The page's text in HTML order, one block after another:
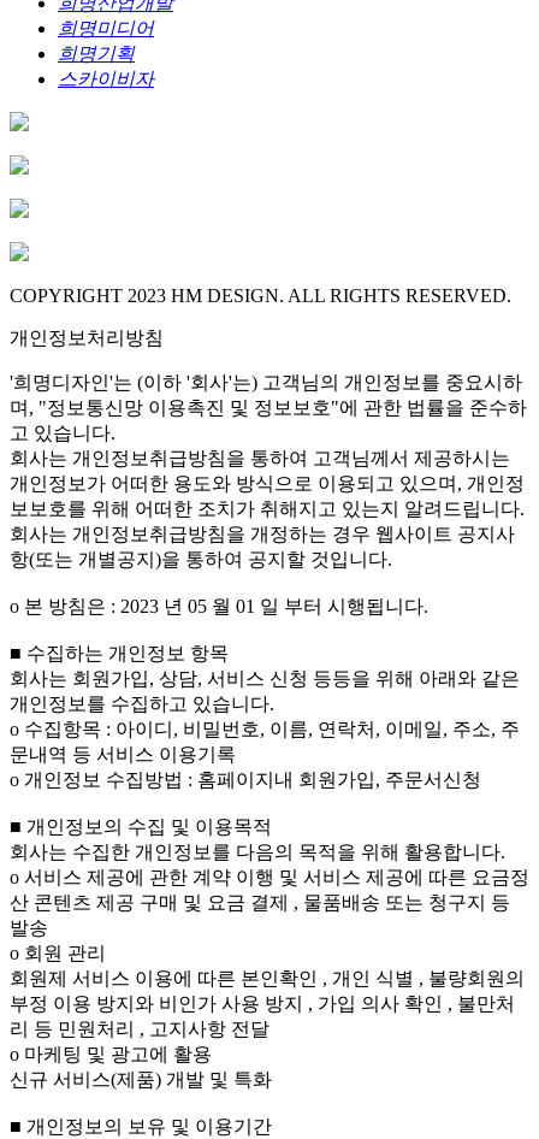
희명미디어
희명기획
스카이비자
COPYRIGHT 2023 HM DESIGN. ALL RIGHTS RESERVED.
개인정보처리방침
'희명디자인'는 (이하 '회사'는) 고객님의 개인정보를 중요시하
며, "정보통신망 이용촉진 및 정보보호"에 관한 법률을 준수하
고 있습니다.
회사는 개인정보취급방침을 통하여 고객님께서 제공하시는
개인정보가 어떠한 용도와 방식으로 이용되고 있으며, 개인정
보보호를 위해 어떠한 조치가 취해지고 있는지 알려드립니다.
회사는 개인정보취급방침을 개정하는 경우 웹사이트 공지사
항(또는 개별공지)을 통하여 공지할 것입니다.
ο 본 방침은 : 2023 년 05 월 01 일 부터 시행됩니다.
■ 수집하는 개인정보 항목
회사는 회원가입, 상담, 서비스 신청 등등을 위해 아래와 같은
개인정보를 수집하고 있습니다.
ο 수집항목 : 아이디, 비밀번호, 이름, 연락처, 이메일, 주소, 주
문내역 등 서비스 이용기록
ο 개인정보 수집방법 : 홈페이지내 회원가입, 주문서신청
■ 개인정보의 수집 및 이용목적
회사는 수집한 개인정보를 다음의 목적을 위해 활용합니다.
ο 서비스 제공에 관한 계약 이행 및 서비스 제공에 따른 요금정
산 콘텐츠 제공 구매 및 요금 결제 , 물품배송 또는 청구지 등
발송
ο 회원 관리
회원제 서비스 이용에 따른 본인확인 , 개인 식별 , 불량회원의
부정 이용 방지와 비인가 사용 방지 , 가입 의사 확인 , 불만처
리 등 민원처리 , 고지사항 전달
ο 마케팅 및 광고에 활용
신규 서비스(제품) 개발 및 특화
■ 개인정보의 보유 및 이용기간